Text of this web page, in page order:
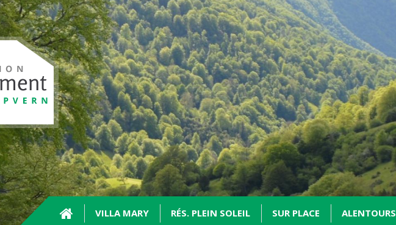
VILLA MARY RÉS. PLEIN SOLEIL SUR PLACE ALENTOURS